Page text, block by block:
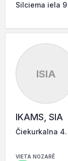
Silciema iela
ISIA
IKAMS, SIA
Čiekurkalna
VIETA NOZARĒ